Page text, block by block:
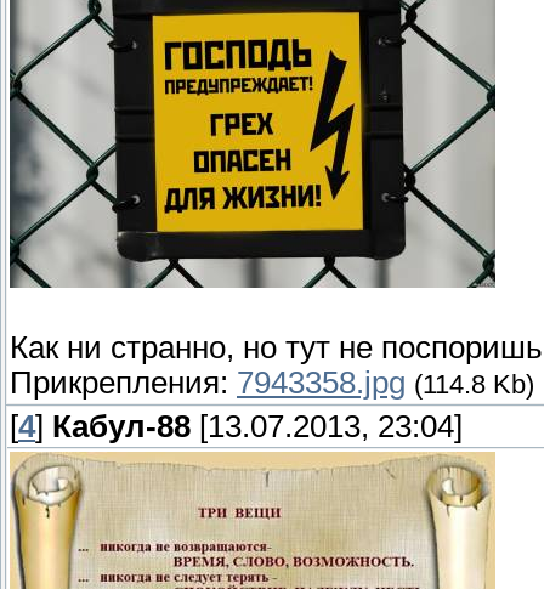
Как ни странно, но тут не
Прикрепления: 7943358.jpg (114.8 Kb)
[4] Кабул-88 [13.07.2013, 23:04]